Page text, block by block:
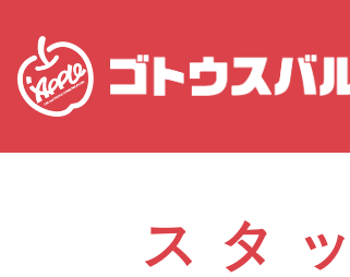
アップル春日井中央店
愛知県春日井市柏井町4-43-1
スタ